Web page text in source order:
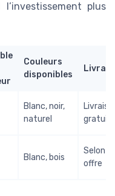
plus
Couleurs
disponibles
Blanc, noir,
naturel
Blanc, bois
Selon
offre